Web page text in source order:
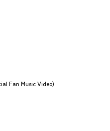
Fan Music Video)